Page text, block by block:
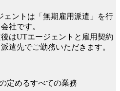
ェントは「無期雇用派遣」を行
社です。
はUTエージェントと雇用契約
遣先でご勤務いただきます。
定めるすべての業務